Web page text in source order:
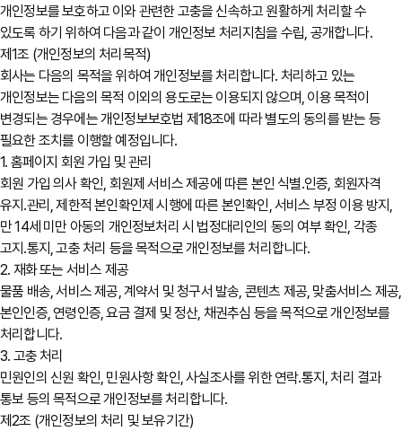
개인정보를 보호하고 이와 관련한 고충을 신속하고 원활하게 처리할 수
있도록 하기 위하여 다음과 같이 개인정보 처리지침을 수립, 공개합니다.
제1조 (개인정보의 처리목적)
회사는 다음의 목적을 위하여 개인정보를 처리합니다. 처리하고 있는
개인정보는 다음의 목적 이외의 용도로는 이용되지 않으며, 이용 목적이
변경되는 경우에는 개인정보보호법 제18조에 따라 별도의 동의를 받는 등
필요한 조치를 이행할 예정입니다.
1. 홈페이지 회원 가입 및 관리
회원 가입 의사 확인, 회원제 서비스 제공에 따른 본인 식별․인증, 회원자격
유지․관리, 제한적 본인확인제 시행에 따른 본인확인, 서비스 부정 이용 방지,
만 14세 미만 아동의 개인정보처리 시 법정대리인의 동의 여부 확인, 각종
고지․통지, 고충 처리 등을 목적으로 개인정보를 처리합니다.
2. 재화 또는 서비스 제공
물품 배송, 서비스 제공, 계약서 및 청구서 발송, 콘텐츠 제공, 맞춤서비스 제공,
본인인증, 연령인증, 요금 결제 및 정산, 채권추심 등을 목적으로 개인정보를
처리합니다.
3. 고충 처리
민원인의 신원 확인, 민원사항 확인, 사실조사를 위한 연락․통지, 처리 결과
통보 등의 목적으로 개인정보를 처리합니다.
제2조 (개인정보의 처리 및 보유기간)